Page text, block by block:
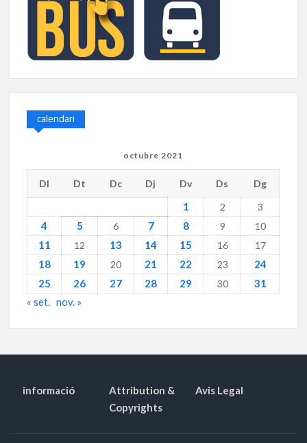
calendari
octubre 2021
Dl Dt Dc Dj Dv Ds Dg
1 2 3
4 5 6 7 8 9 10
11 12 13 14 15 16 17
18 19 20 21 22 23
24
25
26 27 28 29 30
31
« set. nov. »
informació
Attribution &
Copyrights
Avis Legal